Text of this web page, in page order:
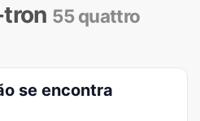
55 quattro
se encontra